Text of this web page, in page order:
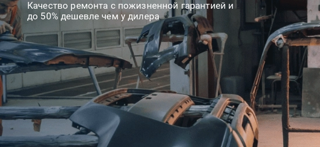
Качество ремонта с пожизненной гарантией и
до 50% дешевле чем у дилера